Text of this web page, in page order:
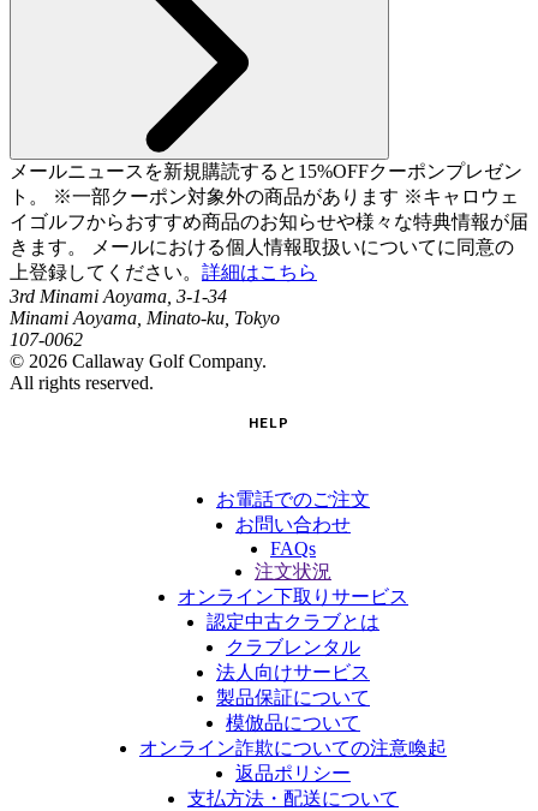
メールニュースを新規購読すると15%OFFクーポンプレゼン
ト。 ※一部クーポン対象外の商品があります ※キャロウェ
イゴルフからおすすめ商品のお知らせや様々な特典情報が届
きます。 メールにおける個人情報取扱いについてに同意の
上登録してください。 詳細はこちら
3rd Minami Aoyama, 3-1-34
Minami Aoyama, Minato-ku, Tokyo
107-0062
© 2026 Callaway Golf Company.
All rights reserved.
HELP
お電話でのご注文
お問い合わせ
FAQs
注文状況
オンライン下取りサービス
認定中古クラブとは
クラブレンタル
法人向けサービス
製品保証について
模倣品について
オンライン詐欺についての注意喚起
返品ポリシー
支払方法・配送について